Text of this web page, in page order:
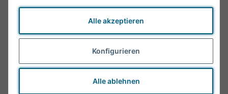
Alle akzeptieren
Konfigurieren
Alle ablehnen
Impressum
Batteriegesetzhinweise
Barrierefreiheitserklärung